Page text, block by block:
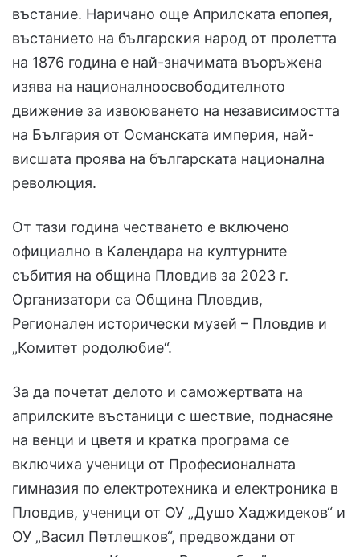
въстание. Наричано още Априлската епопея,
въстанието на българския народ от пролетта
на 1876 година е най-значимата въоръжена
изява на националноосвободителното
движение за извоюването на независимостта
на България от Османската империя, най-
висшата проява на българската национална
революция.
От тази година честването е включено
официално в Календара на културните
събития на община Пловдив за 2023 г.
Организатори са Община Пловдив,
Регионален исторически музей – Пловдив и
„Комитет родолюбие“.
За да почетат делото и саможертвата на
априлските въстаници с шествие, поднасяне
на венци и цветя и кратка програма се
включиха ученици от Професионалната
гимназия по електротехника и електроника в
Пловдив, ученици от ОУ „Душо Хаджидеков“ и
ОУ „Васил Петлешков“, предвождани от